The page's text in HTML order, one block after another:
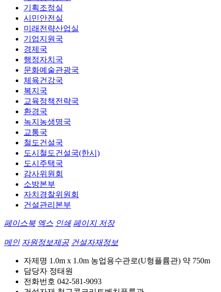
기획조정실
시민안전실
미래전략산업실
기업지원국
경제국
행정자치국
문화예술관광국
체육건강국
복지국
교육정책전략국
환경국
녹지농생명국
교통국
철도건설국
도시철도건설국(한시)
도시주택국
감사위원회
소방본부
자치경찰위원회
건설관리본부
페이스북 엑스 인쇄 페이지 저장
메인 자원정보제공 건설자재정보
자제명 1.0m x 1.0m 농업용수관로(U형플륨관) 약 750m
담당자 정태원
전화번호 042-581-9093